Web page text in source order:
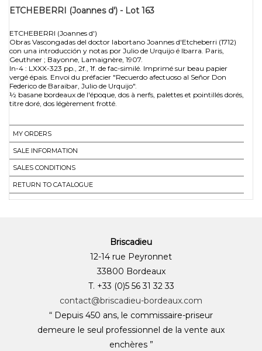
ETCHEBERRI (Joannes d') - Lot 163
ETCHEBERRI (Joannes d')
Obras Vascongadas del doctor labortano Joannes d'Etcheberri (1712)
con una introducción y notas por Julio de Urquijo é Ibarra. Paris,
Geuthner ; Bayonne, Lamaignère, 1907.
In-4 : LXXX-323 pp., 2f., 1f. de fac-similé. Imprimé sur beau papier
vergé épais. Envoi du préfacier "Recuerdo afectuoso al Señor Don
Federico de Baraibar, Julio de Urquijo".
½ basane bordeaux de l'époque, dos à nerfs, palettes et pointillés dorés,
titre doré, dos légèrement frotté.
MY ORDERS
SALE INFORMATION
SALES CONDITIONS
RETURN TO CATALOGUE
Briscadieu
12-14 rue Peyronnet
33800 Bordeaux
T. +33 (0)5 56 31 32 33
contact@briscadieu-bordeaux.com
“ Depuis 450 ans, le commissaire-priseur
demeure le seul professionnel de la vente aux
enchères ”